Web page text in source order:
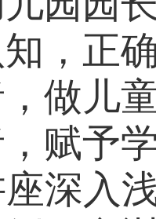
，正
做儿
赋予
深入